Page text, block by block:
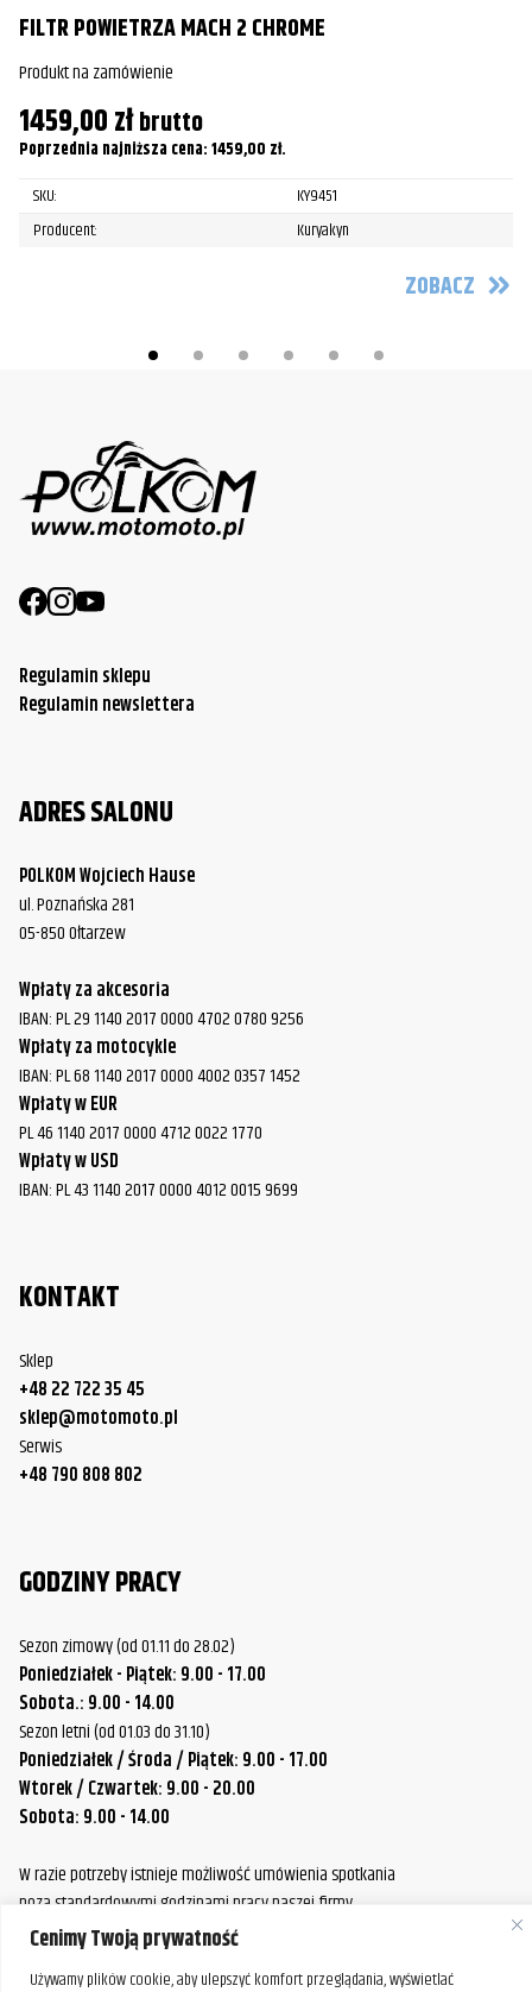
Cenimy Twoją prywatność
Używamy plików cookie, aby ulepszyć komfort przeglądania, wyświetlać
FILTR POWIETRZA MACH 2 CHROME
Produkt na zamówienie
1459,00złbrutto
Poprzednia najniższa cena:1459,00 zł.
SKU:
KY9451
Producent:
Kuryakyn
ZOBACZ
Regulamin sklepu
Regulamin newslettera
ADRES SALONU
POLKOM Wojciech Hause
ul. Poznańska 281
05-850 Ołtarzew
Wpłaty za akcesoria
IBAN: PL 29 1140 2017 0000 4702 0780 9256
Wpłaty za motocykle
IBAN: PL 68 1140 2017 0000 4002 0357 1452
Wpłaty w EUR
PL 46 1140 2017 0000 4712 0022 1770
Wpłaty w USD
IBAN: PL 43 1140 2017 0000 4012 0015 9699
KONTAKT
Sklep
+48 22 722 35 45
sklep@motomoto.pl
Serwis
+48 790 808 802
GODZINY PRACY
Sezon zimowy (od 01.11 do 28.02)
Poniedziałek - Piątek: 9.00 - 17.00
Sobota.: 9.00 - 14.00
Sezon letni (od 01.03 do 31.10)
Poniedziałek / Środa / Piątek: 9.00 - 17.00
Wtorek / Czwartek: 9.00 - 20.00
Sobota: 9.00 - 14.00
W razie potrzeby istnieje możliwość umówienia spotkania
poza standardowymi godzinami pracy naszej firmy.
Prosimy o wcześniejszy kontakt, aby ustalić dogodny termin.